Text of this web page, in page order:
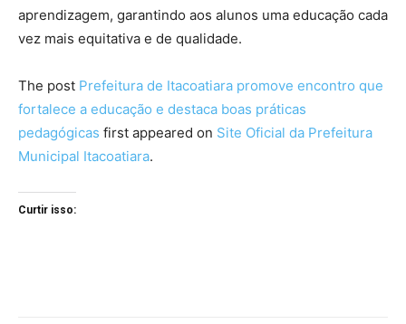
aprendizagem, garantindo aos alunos uma educação cada
vez mais equitativa e de qualidade.
The post Prefeitura de Itacoatiara promove encontro que
fortalece a educação e destaca boas práticas
pedagógicas first appeared on Site Oficial da Prefeitura
Municipal Itacoatiara.
Curtir isso: